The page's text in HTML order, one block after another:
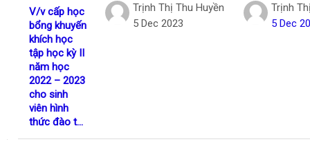
V/v cấp học
bổng khuyến
khích học
tập học kỳ II
năm học
2022 – 2023
cho sinh
viên hình
thức đào t...
Trịnh Thị Thu Huyền
5 Dec 2023
Trịnh
5 Dec